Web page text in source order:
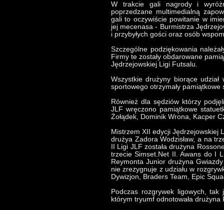
W trakcie gali nagrody i
poprzedzane multimedialną
gali to oczywiście powitanie w
jej mecenasa - Burmistrza
i przybyłych gości oraz osób
Szczególne podziękowania
Firmy te zostały obdarowane
Jędrzejowskiej Ligi Futsalu.
Wszystkie drużyny biorące
sportowego otrzymały
Również dla sędziów którzy
JLF wręczono pamiątkowe
Żołądek, Dominik Wrona, Kacper
Mistrzem XII edycji Jędrzejowskiej
drużya Zadora Wodzisław, a na
II Ligi JLF została drużyna
trzecie Simset.Net II. Awans do I
Reymonta Junior drużyna
nie zrezygnuje z udziału w
Dywizjon, Braders Team, Epic
Podczas rozgrywek ligowych,
którym tryumf odnotowała drużyna